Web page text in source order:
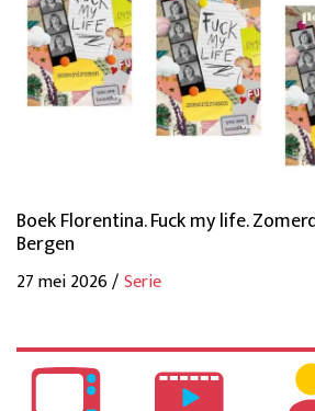
Boek Florentina. Fuck my life.
Bergen
27 mei 2026 /Serie